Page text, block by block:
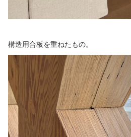
構造用合板を重ねたもの。